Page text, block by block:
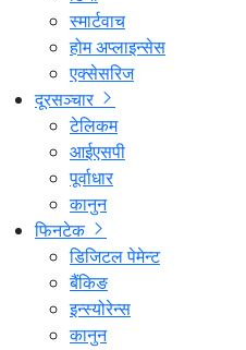
स्मार्टवाच
होम अप्लाइन्सेस
एक्सेसरिज
दूरसञ्चार
टेलिकम
आईएसपी
पूर्वाधार
कानुन
फिनटेक
डिजिटल पेमेन्ट
बैंकिङ
इन्स्योरेन्स
कानुन